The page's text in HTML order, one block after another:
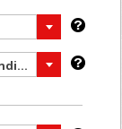
Supremo 250g ( Mais vendido )